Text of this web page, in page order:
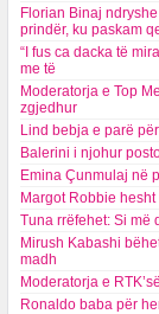
Florian Binaj
prindër, ku paskam
“I fus ca dacka të
me të
Moderatorja e Top
zgjedhur
Lind bebja e parë
Balerini i njohur
Emina Çunmulaj në
Margot Robbie
Tuna rrëfehet: Si më
Mirush Kabashi
madh
Moderatorja e
Ronaldo baba për